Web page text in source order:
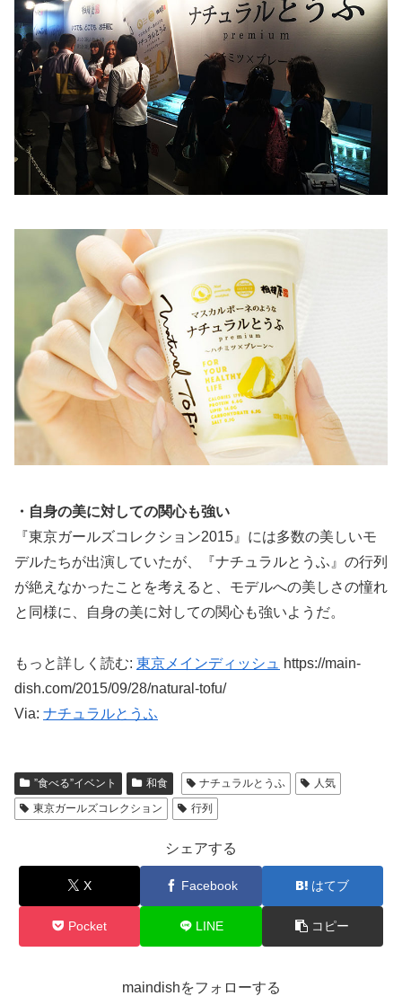
・自身の美に対しての関心も強い
『東京ガールズコレクション2015』には多数の美しいモ
デルたちが出演していたが、『ナチュラルとうふ』の行列
が絶えなかったことを考えると、モデルへの美しさの憧れ
と同様に、自身の美に対しての関心も強いようだ。
もっと詳しく読む: 東京メインディッシュ
https://main-
dish.com/2015/09/28/natural-tofu/
Via: ナチュラルとうふ
”食べる”イベント 和食 ナチュラルとうふ
人気
東京ガールズコレクション
行列
シェアする
X Facebook はてブ
Pocket LINE コピー
maindishをフォローする